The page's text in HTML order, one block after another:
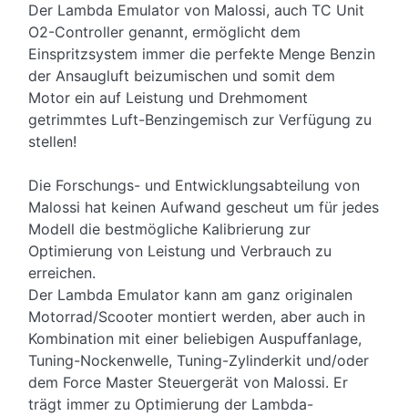
Der Lambda Emulator von Malossi, auch TC Unit
O2-Controller genannt, ermöglicht dem
Einspritzsystem immer die perfekte Menge Benzin
der Ansaugluft beizumischen und somit dem
Motor ein auf Leistung und Drehmoment
getrimmtes Luft-Benzingemisch zur Verfügung zu
stellen!
Die Forschungs- und Entwicklungsabteilung von
Malossi hat keinen Aufwand gescheut um für jedes
Modell die bestmögliche Kalibrierung zur
Optimierung von Leistung und Verbrauch zu
erreichen.
Der Lambda Emulator kann am ganz originalen
Motorrad/Scooter montiert werden, aber auch in
Kombination mit einer beliebigen Auspuffanlage,
Tuning-Nockenwelle, Tuning-Zylinderkit und/oder
dem Force Master Steuergerät von Malossi. Er
trägt immer zu Optimierung der Lambda-